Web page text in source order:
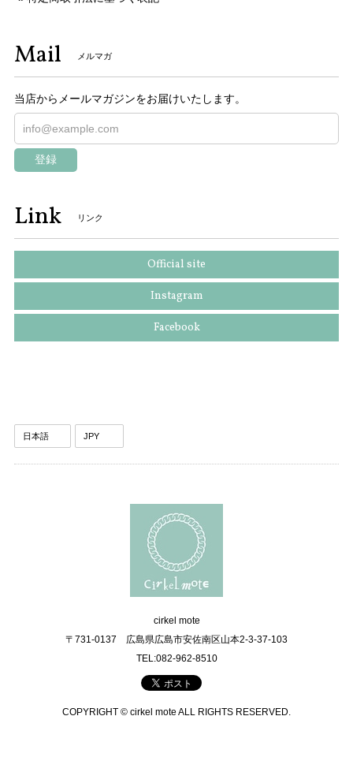
Mail メルマガ
当店からメールマガジンをお届けいたします。
登録
Link リンク
Official site
Instagram
Facebook
cirkel mote
〒731-0137 広島県広島市安佐南区山本2-3-37-103
TEL:082-962-8510
COPYRIGHT © cirkel mote ALL RIGHTS RESERVED.